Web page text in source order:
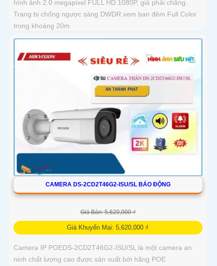
hình ảnh 2.0 megapixel FULL HD 1080P, giá phải chăng.
Trang bị chống ngược sáng DWDR xem ban đêm Full Color
trong khoảng 20m
CAMERA DS-2CD2T46G2-ISU/SL BÁO ĐỘNG
Giá Bán: 5,620,000 ₫
Giá Khuyến Mại: 5,620,000 ₫
Camera IP POEDS-2CD2T46G2-ISU/SL là một camera an
ninh chất lượng cao được sản xuất bởi hãng POE